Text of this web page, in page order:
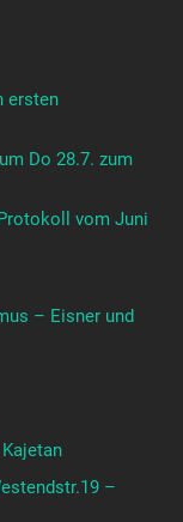
ersten
Do 28.7. zum
vom Juni
– Eisner und
–